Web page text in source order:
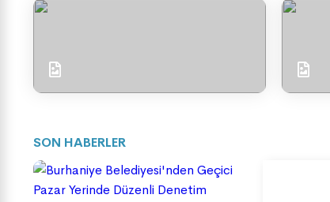
SON HABERLER